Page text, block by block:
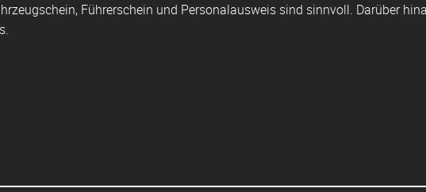
Führerschein und Personalausweis sind sinnvoll. Darüber